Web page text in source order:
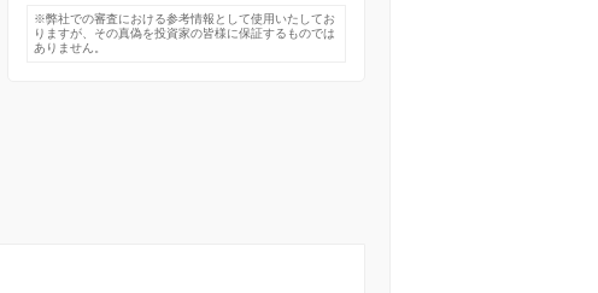
※弊社での審査における参考情報として使用いたしてお
りますが、その真偽を投資家の皆様に保証するものでは
ありません。